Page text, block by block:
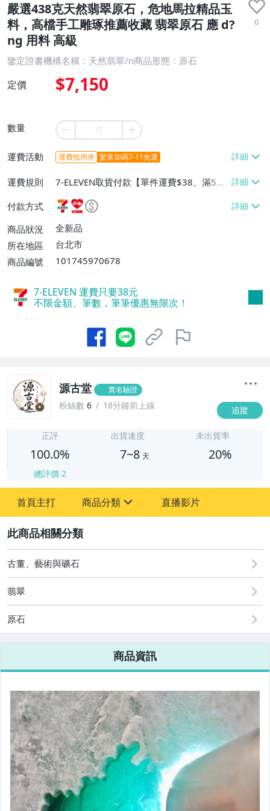
嚴選438克天然翡翠原石，危地馬拉精品玉
料，高檔手工雕琢推薦收藏 翡翠原石 應 d?
ng 用料 高級
0
鑒定證書機構名稱：天然翡翠/n商品形態：原石
定價 $7,150
數量
運費活動 運費抵用券 驚喜加碼7-11免運
運費規則
7-ELEVEN取貨付款【單件運費$38、滿5件
或消費滿$1298免運費】、7-ELEVEN取貨
不付款【免運費】、萊爾富取貨付款【單件
運費$60、滿5件或消費滿$1298免運
費】、宅配/貨運【單件運費$120、滿5件
付款方式
商品狀況
全新品
所在地區
台北市
商品編號
101745970678
7-ELEVEN 運費只要38元
不限金額、筆數，筆筆優惠無限次！
源古堂 實名驗證
粉絲數 6 18分鐘前上線 追蹤
正評
100.0%
總評價 2
出貨速度
7~8 天
未出貨率
20%
首頁主打 商品分類
古董、藝術與礦石
手錶與飾品配件
直播影片
古董、藝術與礦石
翡翠
原石
商品資訊